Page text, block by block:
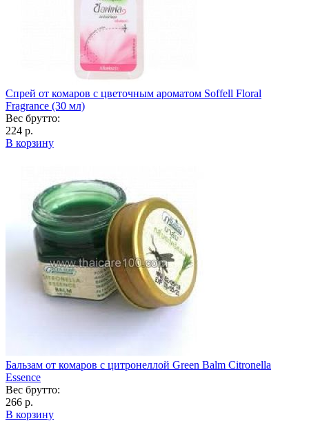
Спрей от комаров с цветочным ароматом Soffell Floral
Fragrance (30 мл)
Вес брутто:
224 р.
В корзину
Бальзам от комаров с цитронеллой Green Balm Citronella
Essence
Вес брутто:
266 р.
В корзину